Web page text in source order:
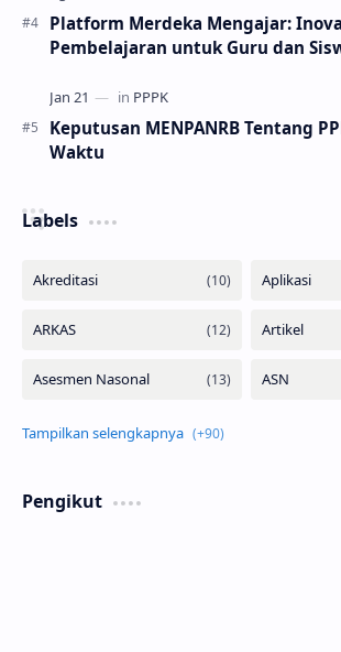
Platform Merdeka Mengajar:
Pembelajaran untuk Guru dan
Keputusan MENPANRB Tentang
Waktu
Labels
Pengikut